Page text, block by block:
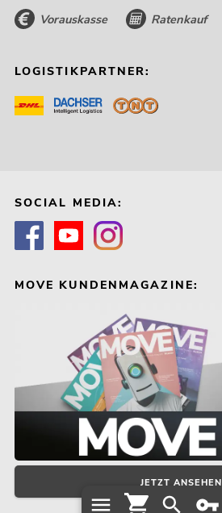
Vorauskasse Ratenkauf
LOGISTIKPARTNER:
SOCIAL MEDIA:
MOVE KUNDENMAGAZINE:
JETZT ANSEHEN